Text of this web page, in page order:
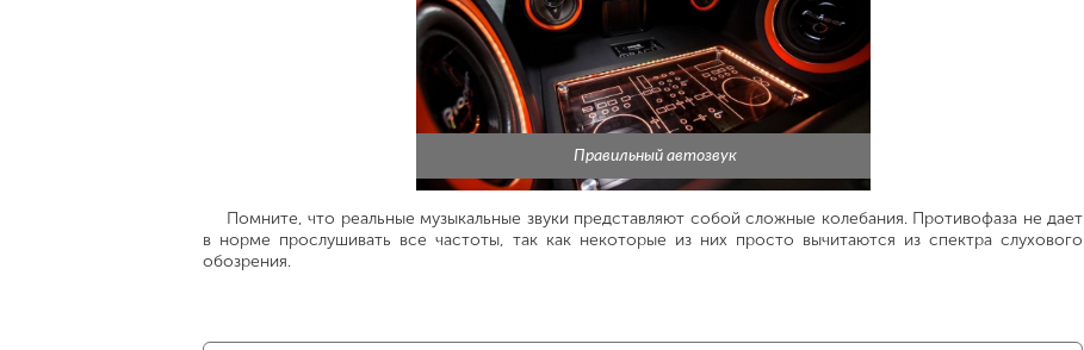
Правильный автозвук
Помните, что реальные музыкальные звуки представляют собой сложные колебания. Противофаза не дает
в норме прослушивать все частоты, так как некоторые из них просто вычитаются из спектра слухового
обозрения.